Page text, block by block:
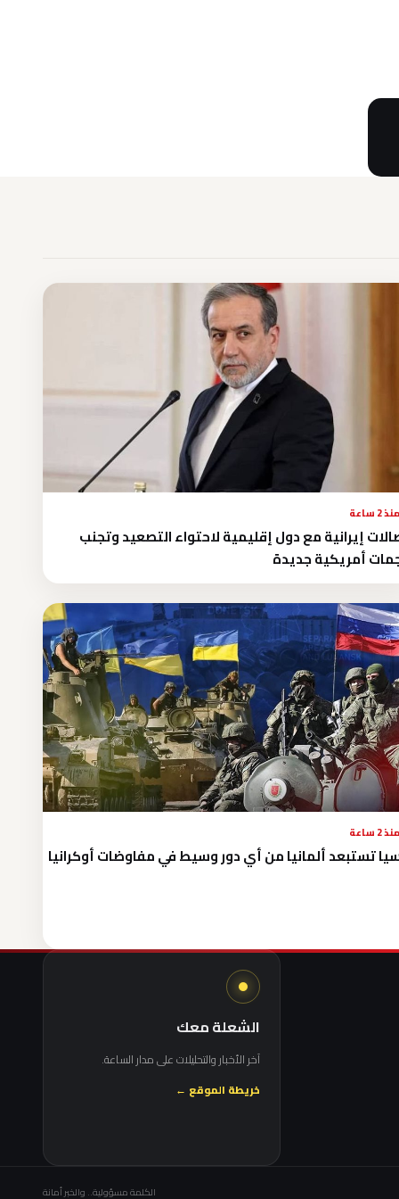
منذ 2 ساعة
إيرانية مع دول إقليمية لاحتواء التصعيد وتجنب
أمريكية جديدة
منذ 2 ساعة
تستبعد ألمانيا من أي دور وسيط في مفاوضات أوكرانيا
الشعلة معك
آخر الأخبار والتحليلات على مدار الساعة.
خريطة الموقع ←
الكلمة مسؤولية.. والخبر أمانة